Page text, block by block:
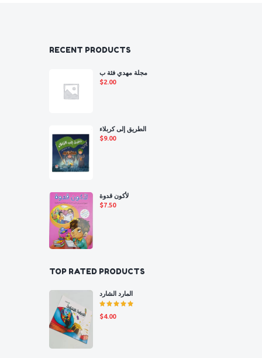
RECENT PRODUCTS
مجلة مهدي فئة ب
$2.00
الطريق إلى كربلاء
$9.00
لأكون قدوة
$7.50
TOP RATED PRODUCTS
المارد الشارد
5.00out
$4.00